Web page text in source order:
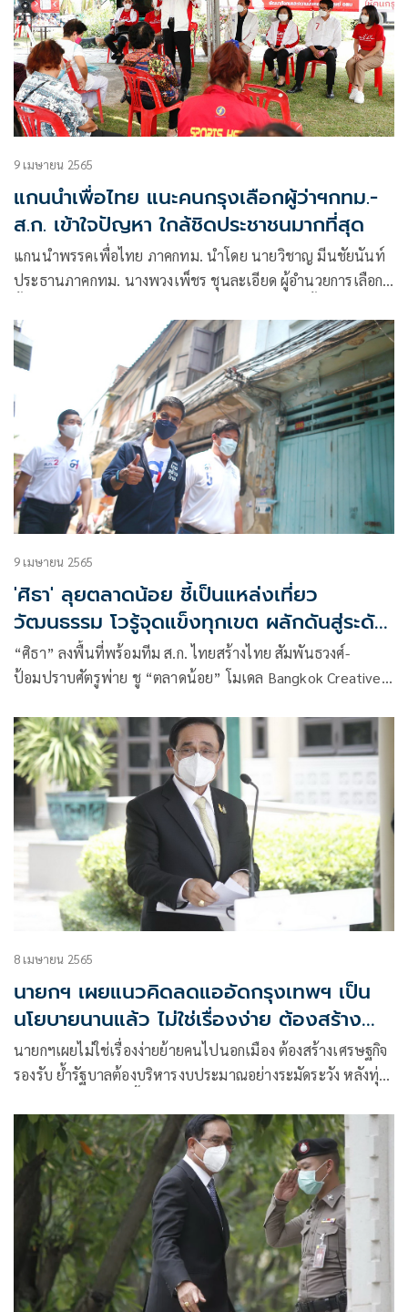
9 เมษายน 2565
แกนนำเพื่อไทย แนะคนกรุงเลือกผู้ว่าฯกทม.-
ส.ก. เข้าใจปัญหา ใกล้ชิดประชาชนมากที่สุด
แกนนำพรรคเพื่อไทย ภาคกทม. นำโดย นายวิชาญ มีนชัยนันท์
ประธานภาคกทม. นางพวงเพ็ชร ชุนละเอียด ผู้อำนวยการเลือก
9 เมษายน 2565
'ศิธา' ลุยตลาดน้อย ชี้เป็นแหล่งเที่ยว
วัฒนธรรม โวรู้จุดแข็งทุกเขต ผลักดันสู่ระดับ
ชาติ
“ศิธา” ลงพื้นที่พร้อมทีม ส.ก. ไทยสร้างไทย สัมพันธวงศ์-
ป้อมปราบศัตรูพ่าย ชู “ตลาดน้อย” โมเดล Bangkok Creative
8 เมษายน 2565
นายกฯ เผยแนวคิดลดแออัดกรุงเทพฯ เป็น
นโยบายนานแล้ว ไม่ใช่เรื่องง่าย ต้องสร้าง
เศรษฐกิจรองรับ
นายกฯเผยไม่ใช่เรื่องง่ายย้ายคนไปนอกเมือง ต้องสร้างเศรษฐกิจ
รองรับ ย้ำรัฐบาลต้องบริหารงบประมาณอย่างระมัดระวัง หลังทุ่ม
มีการจ้างงาน ได้ถ่ายทอดเทคโนโลยี เชื่อ 4-8 ปีมีการลงทุนมาก
ขึ้น ทำประเทศมีรายได้มากขึ้นตามที่ประชาชนต้องการ